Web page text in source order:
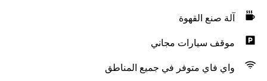
آلة صنع القهوة
موقف سيارات مجاني
واي فاي متوفر في جميع المناطق